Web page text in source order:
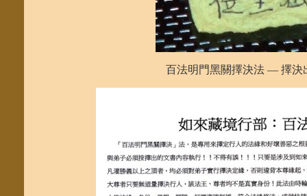
百法明門黑關擇決法 — 擇決